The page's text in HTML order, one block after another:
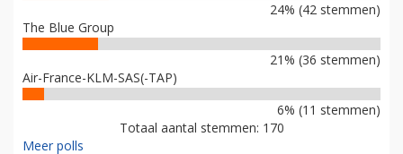
24% (42 stemmen)
The Blue Group
21% (36 stemmen)
Air-France-KLM-SAS(-TAP)
6% (11 stemmen)
Totaal aantal stemmen: 170
Meer polls